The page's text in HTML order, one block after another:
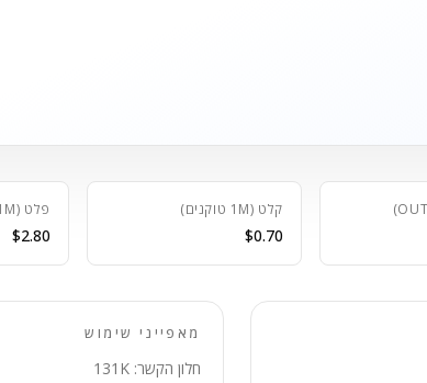
קלט (1M טוקנים)
$0.70
פלט (1M טוקנים)
$2.80
מאפייני שימוש
חלון הקשר: 131K